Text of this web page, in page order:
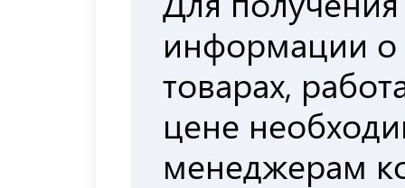
информации о
товарах,
цене
менеджерам